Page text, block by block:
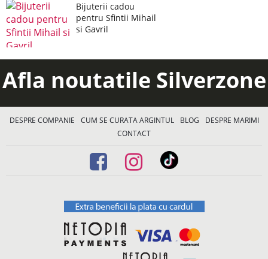
Bijuterii cadou
pentru Sfintii Mihail
si Gavril
Afla noutatile Silverzone
DESPRE COMPANIE CUM SE CURATA ARGINTUL BLOG
DESPRE MARIMI
CONTACT